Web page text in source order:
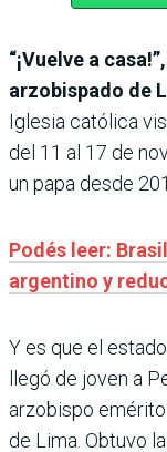
“¡Vuelve a
arzobispado de
Iglesia católica
del 11 al 17 de
un papa desde
Podés leer:
argentino y
Y es que el
llegó de joven a
arzobispo
de Lima. Obtuvo